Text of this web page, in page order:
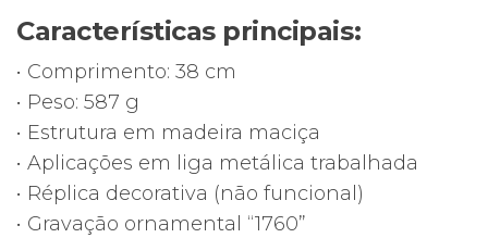
Réplica
Ornamental
“1760”
–
38
cm
–
Características principais:
• Comprimento: 38 cm
• Peso: 587 g
• Estrutura em madeira maciça
• Aplicações em liga metálica trabalhada
• Réplica decorativa (não funcional)
• Gravação ornamental “1760”